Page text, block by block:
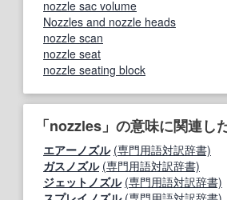
nozzle sac volume
Nozzles and nozzle heads
nozzle scan
nozzle seat
nozzle seating block
「nozzles」の意味に関連し
エアーノズル (専門用語対訳辞書)
ガスノズル (専門用語対訳辞書)
ジェットノズル (専門用語対訳辞書)